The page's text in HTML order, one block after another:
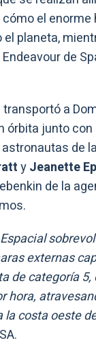
el
planeta,
de
a
órbita junto
de
yJeanette
de la
externas
de categoría
hora,
costa oeste